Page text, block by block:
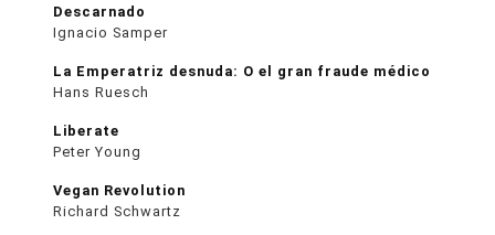
Descarnado
Ignacio Samper
La Emperatriz desnuda: O el gran fraude médico
Hans Ruesch
Liberate
Peter Young
Vegan Revolution
Richard Schwartz